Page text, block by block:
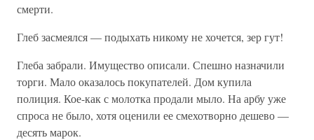
смерти.
Глеб засмеялся — подыхать никому не хочется, зер гут!
Глеба забрали. Имущество описали. Спешно назначили
торги. Мало оказалось покупателей. Дом купила
полиция. Кое-как с молотка продали мыло. На арбу уже
спроса не было, хотя оценили ее смехотворно дешево —
десять марок.